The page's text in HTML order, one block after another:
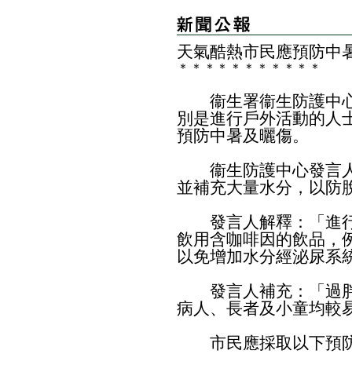
天氣酷熱市民應預防中
＊ ＊ ＊ ＊ ＊ ＊ ＊ ＊ ＊ ＊ ＊
衞生署衞生防護中心
別是進行戶外活動的人
預防中暑及曬傷。
衞生防護中心發言人
並補充大量水分，以防
發言人解釋：「進行
飲用含咖啡因的飲品，
以免增加水分經泌尿系
發言人補充：「過胖
病人、長者及小童均較
市民應採取以下預